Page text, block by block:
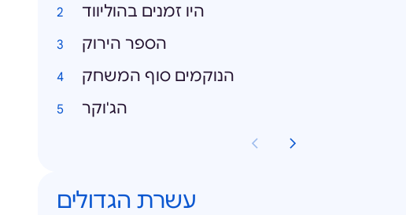
היו זמנים בהוליווד
הספר הירוק
הנוקמים סוף המשחק
הג'וקר
עשרת הגדולים